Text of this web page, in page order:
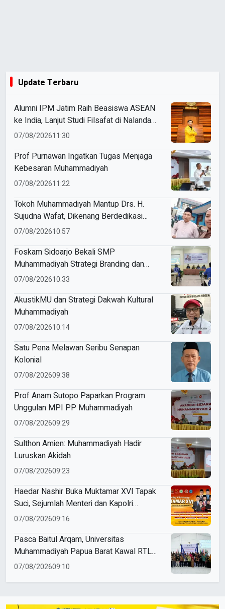
Update Terbaru
Alumni IPM Jatim Raih Beasiswa ASEAN
ke India, Lanjut Studi Filsafat di Nalanda
University
07/08/202611:30
Prof Purnawan Ingatkan Tugas Menjaga
Kebesaran Muhammadiyah
07/08/202611:22
Tokoh Muhammadiyah Mantup Drs. H.
Sujudna Wafat, Dikenang Berdedikasi
Kembangkan Dakwah dan Pendidikan
07/08/202610:57
Foskam Sidoarjo Bekali SMP
Muhammadiyah Strategi Branding dan
Marketing Sekolah
07/08/202610:33
AkustikMU dan Strategi Dakwah Kultural
Muhammadiyah
07/08/202610:14
Satu Pena Melawan Seribu Senapan
Kolonial
07/08/202609:38
Prof Anam Sutopo Paparkan Program
Unggulan MPI PP Muhammadiyah
07/08/202609:29
Sulthon Amien: Muhammadiyah Hadir
Luruskan Akidah
07/08/202609:23
Haedar Nashir Buka Muktamar XVI Tapak
Suci, Sejumlah Menteri dan Kapolri
Dijadwalkan Hadir
07/08/202609:16
Pasca Baitul Arqam, Universitas
Muhammadiyah Papua Barat Kawal RTL
Peserta Selama Enam Bulan
07/08/202609:10